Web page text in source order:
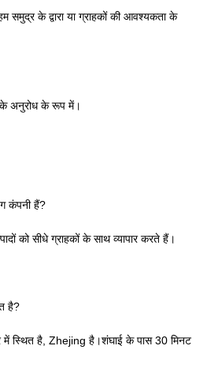
समुद्र के द्वारा या ग्राहकों की आवश्यकता के
अनुरोध के रूप में।
कंपनी हैं?
को सीधे ग्राहकों के साथ व्यापार करते हैं।
है?
में स्थित है, Zhejing है।शंघाई के पास 30 मिनट